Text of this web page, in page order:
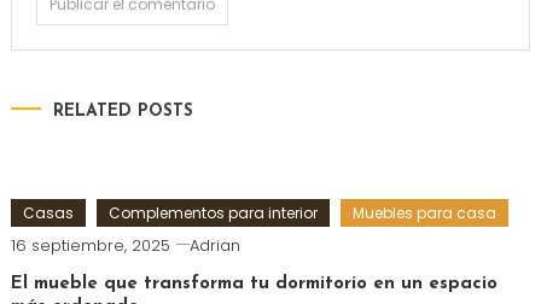
RELATED POSTS
Casas Complementos para interior Muebles para casa
16 septiembre, 2025 Adrian
El mueble que transforma tu dormitorio en un espacio